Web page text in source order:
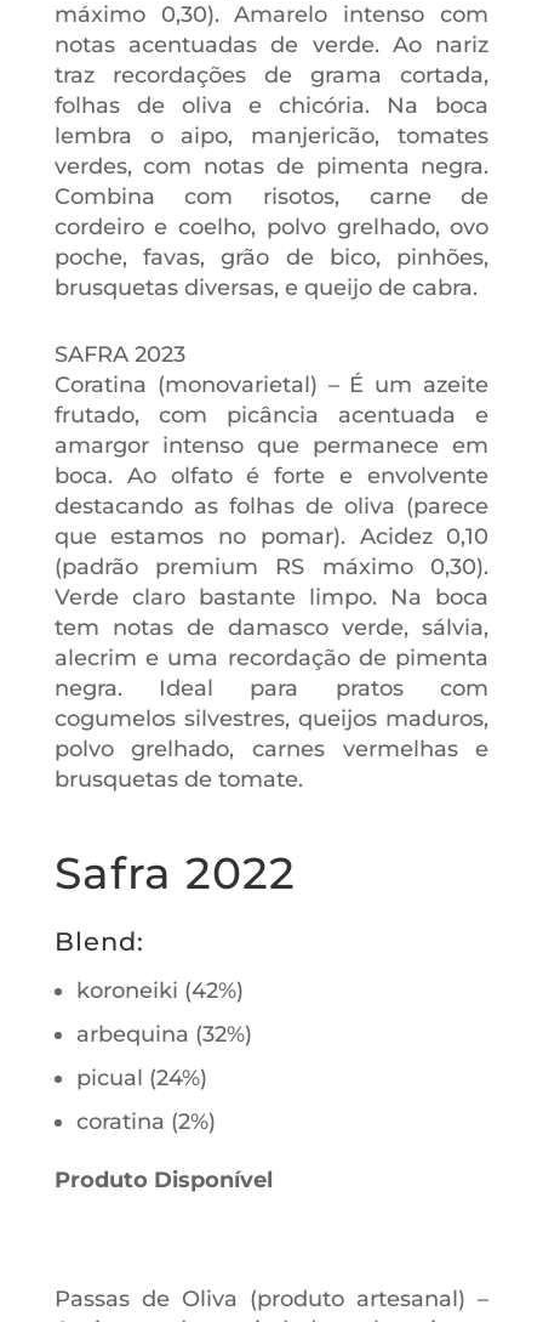
máximo 0,30). Amarelo intenso com
notas acentuadas de verde. Ao nariz
traz recordações de grama cortada,
folhas de oliva e chicória. Na boca
lembra o aipo, manjericão, tomates
verdes, com notas de pimenta negra.
Combina com risotos, carne de
cordeiro e coelho, polvo grelhado, ovo
poche, favas, grão de bico, pinhões,
brusquetas diversas, e queijo de cabra.
SAFRA 2023
Coratina (monovarietal) – É um azeite
frutado, com picância acentuada e
amargor intenso que permanece em
boca. Ao olfato é forte e envolvente
destacando as folhas de oliva (parece
que estamos no pomar). Acidez 0,10
(padrão premium RS máximo 0,30).
Verde claro bastante limpo. Na boca
tem notas de damasco verde, sálvia,
alecrim e uma recordação de pimenta
negra. Ideal para pratos com
cogumelos silvestres, queijos maduros,
polvo grelhado, carnes vermelhas e
brusquetas de tomate.
Safra 2022
Blend:
koroneiki (42%)
arbequina (32%)
picual (24%)
coratina (2%)
Produto Disponível
Passas de Oliva (produto artesanal) –